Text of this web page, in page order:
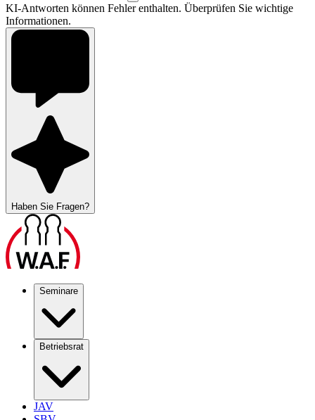
KI-Antworten können Fehler enthalten. Überprüfen Sie wichtige
Informationen.
Haben Sie Fragen?
Seminare
Betriebsrat
JAV